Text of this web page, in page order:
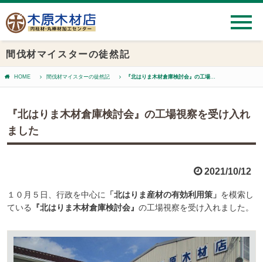
間伐材マイスターの徒然記
HOME 間伐材マイスターの徒然記 『北はりま木材倉庫検討会』の工場視察を受け入れました
『北はりま木材倉庫検討会』の工場視察を受け入れ
ました
2021/10/12
１０月５日、行政を中心に 「北はりま産材の有効利用策」 を模索し
ている
『北はりま木材倉庫検討会』 の工場視察を受け入れました。